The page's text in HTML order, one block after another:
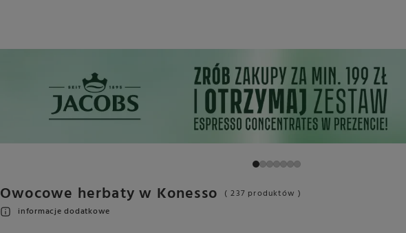
Owocowe herbaty w Konesso ( 237 produktów )
informacje dodatkowe